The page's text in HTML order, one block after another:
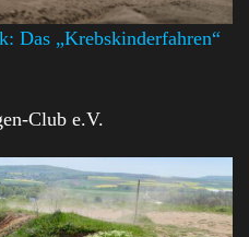
Das „Krebskinderfahren“
Club e.V.